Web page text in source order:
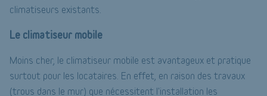
climatiseurs existants.
Le climatiseur mobile
Moins cher, le climatiseur mobile est avantageux et pratique
surtout pour les locataires. En effet, en raison des travaux
(trous dans le mur) que nécessitent l'installation les